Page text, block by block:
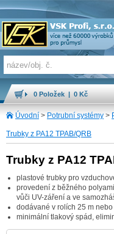
0 Položek | 0 Kč
Úvodní > Potrubní systémy >
Trubky z PA12 TPAB/QRB
Trubky z PA12
plastové trubky pro
provedení z běžného
vůči UV-záření a ve
dodávané v rolích 25 m
minimální tlakový spád,